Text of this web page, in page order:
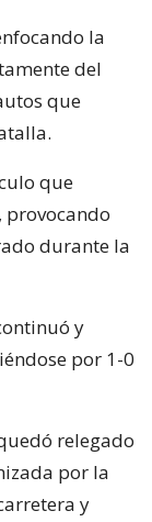
la
del
que
que
durante la
y
por 1-0
relegado
por la
y